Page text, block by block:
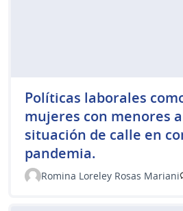
Políticas laborales
mujeres con menores
situación de calle en
pandemia.
Romina Loreley Rosas Mariani